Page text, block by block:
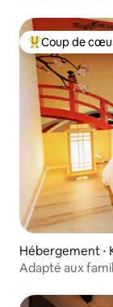
Coups de cœur
Coup de
Hébergement ⋅
Adapté aux